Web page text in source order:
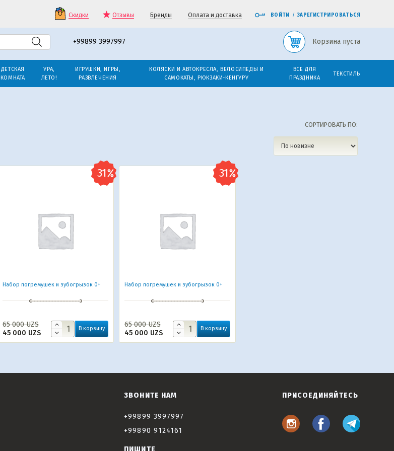
Скидки Отзывы Бренды Оплата и доставка ВОЙТИ / ЗАРЕГИСТРИРОВАТЬСЯ
+99899 3997997 Корзина пуста
ДЕТСКАЯ
КОМНАТА
УРА,
ЛЕТО!
ИГРУШКИ, ИГРЫ,
РАЗВЛЕЧЕНИЯ
КОЛЯСКИ И АВТОКРЕСЛА, ВЕЛОСИПЕДЫ И
САМОКАТЫ, РЮКЗАКИ-КЕНГУРУ
ВСЕ ДЛЯ
ПРАЗДНИКА
ТЕКСТИЛЬ
СОРТИРОВАТЬ ПО:
Набор погремушек и зубогрызок 0+
65 000UZS
45 000 UZS
В корзину
Набор погремушек и зубогрызок 0+
65 000UZS
45 000 UZS
В корзину
ЗВОНИТЕ НАМ
+99899 3997997
+99890 9124161
ПИШИТЕ
ПРИСОЕДИНЯЙТЕСЬ